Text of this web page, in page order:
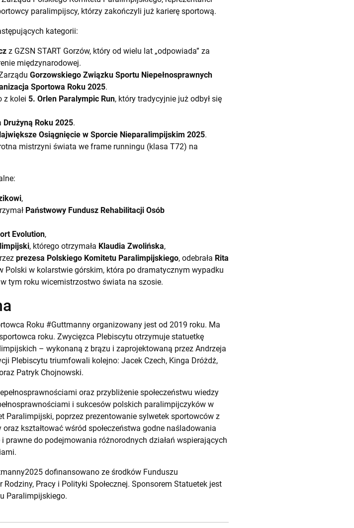
paralimpijscy, którzy zakończyli już karierę sportową.
kategorii:
z GZSN START Gorzów, który od wielu lat „odpowiada” za
międzynarodowej.
Gorzowskiego Związku Sportu Niepełnosprawnych
Sportowa Roku 2025.
z kolei 5. Orlen Paralympic Run, który tradycyjnie już odbył się
Drużyną Roku 2025.
Osiągnięcie w Sporcie Nieparalimpijskim 2025.
mistrzyni świata we frame runningu (klasa T72) na
,
Państwowy Fundusz Rehabilitacji Osób
Evolution,
, którego otrzymała Klaudia Zwolińska,
prezesa Polskiego Komitetu Paralimpijskiego, odebrała Rita
Polski w kolarstwie górskim, która po dramatycznym wypadku
tym roku wicemistrzostwo świata na szosie.
Roku #Guttmanny organizowany jest od 2019 roku. Ma
roku. Zwycięzca Plebiscytu otrzymuje statuetkę
– wykonaną z brązu i zaprojektowaną przez Andrzeja
Plebiscytu triumfowali kolejno: Jacek Czech, Kinga Dróżdż,
Patryk Chojnowski.
oraz przybliżenie społeczeństwu wiedzy
i sukcesów polskich paralimpijczyków w
poprzez prezentowanie sylwetek sportowców z
kształtować wśród społeczeństwa godne naśladowania
do podejmowania różnorodnych działań wspierających
dofinansowano ze środków Funduszu
Pracy i Polityki Społecznej. Sponsorem Statuetek jest
Paralimpijskiego.